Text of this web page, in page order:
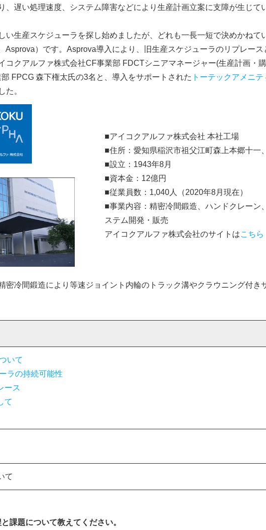
、遅い処理速度、システム障害などにより生産計画立案に支障が生じて
い生産スケジューラを探し始めましたが、どれも一長一短で決めかねて
Asprova）です。Asprova導入により、旧生産スケジューラのリプレー
コクアルファ株式会社CF事業部 FDCTシニアマネージャー(生産計画・
FPCG 森下権太氏の3名と、導入をサポートされた トーテックアメニ
た。
■アイコクアルファ株式会社 本社工場
■住所：愛知県稲沢市祖父江町森上本郷十一
■設立：1943年8月
■資本金：12億円
■従業員数：1,040人（2020年8月現在）
■事業内容：精密冷間鍛造、ハンドクレーン
ステム開発・販売
アイコクアルファ株式会社のサイトはこちら
密冷間鍛造により等速ジョイント内輪のトラック溝やクラウニング付き
いて
ラの持続可能性
ース
て
て
課題について教えてください。